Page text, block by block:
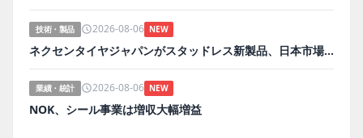
技術・製品 2026-08-06 NEW
ネクセンタイヤジャパンがスタッドレス新製品、日本市場にらみ開発
業績・統計 2026-08-06 NEW
NOK、シール事業は増収大幅増益